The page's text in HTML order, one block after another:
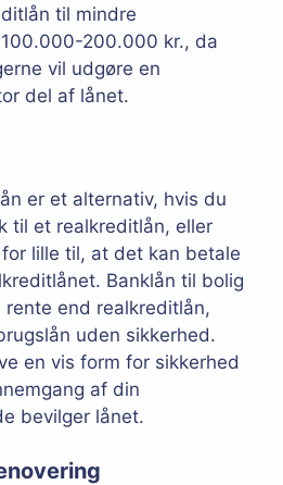
til mindre
200.000 kr., da
vil udgøre en
del af lånet.
er et alternativ, hvis du
til et realkreditlån, eller
lille til, at det kan betale
Banklån til bolig
rente end realkreditlån,
uden sikkerhed.
en vis form for sikkerhed
af din
bevilger lånet.